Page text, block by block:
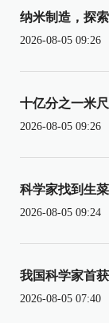
纳米制造，探
2026-08-05 09:26
十亿分之一米
2026-08-05 09:26
科学家找到生
2026-08-05 09:24
我国科学家首
2026-08-05 07:40